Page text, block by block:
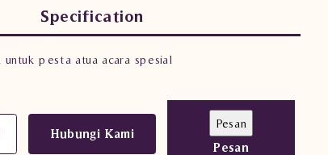
Specification
pesta atua acara spesial
Hubungi Kami
Pesan